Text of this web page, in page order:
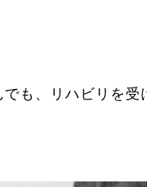
も、リハビリを受